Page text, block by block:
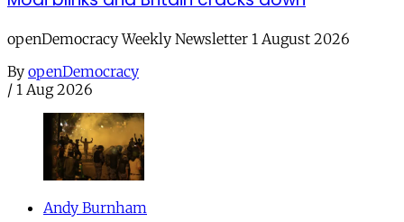
openDemocracy Weekly Newsletter 1 August 2026
By openDemocracy
/ 1 Aug 2026
Andy Burnham